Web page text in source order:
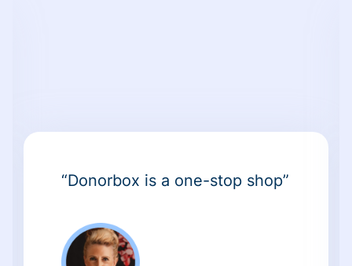
“Donorbox is a one-stop shop”